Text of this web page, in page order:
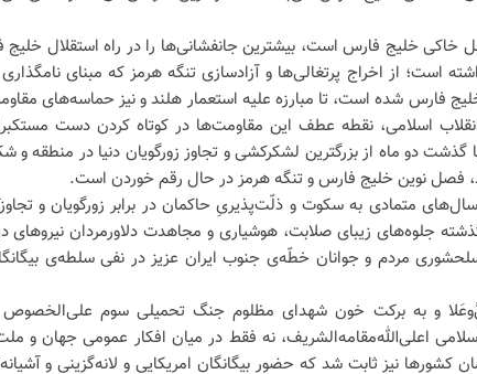
خاکی خلیج فارس است، بیشترین جانفشانی‌ها را در راه استقلال
است؛ از اخراج پرتغالی‌ها و آزادسازی تنگه هرمز که مبنای
فارس شده است، تا مبارزه علیه استعمار هلند و نیز حماسه‌های
اسلامی، نقطه عطف این مقاومت‌ها در کوتاه کردن دست
گذشت دو ماه از بزرگترین لشکرکشی و تجاوز زورگویان دنیا در منطقه
فصل نوین خلیج فارس و تنگه هرمز در حال رقم خوردن است.
متمادی به سکوت و ذلّت‌پذیریِ حاکمان در برابر زورگویان و
جلوه‌های زیبای صلابت، هوشیاری و مجاهدت دلاورمردان نیروهای
مردم و جوانان خطّه‌ی جنوب ایران عزیز در نفی سلطه‌ی
و به برکت خون شهدای مظلوم جنگ تحمیلی سوم علی‌الخصوص
اعلی‌الله‌مقامه‌الشریف، نه فقط در میان افکار عمومی جهان و
کشورها نیز ثابت شد که حضور بیگانگان امریکایی و لانه‌گزینی و